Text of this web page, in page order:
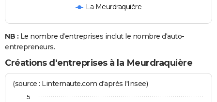
La Meurdraquière
NB : Le nombre d'entreprises inclut le nombre d'auto-
entrepreneurs.
Créations d'entreprises à la Meurdraquière
(source : Linternaute.com d'après l'Insee)
5